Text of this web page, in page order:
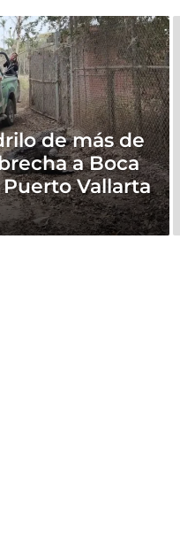
de más de
a Boca
Vallarta